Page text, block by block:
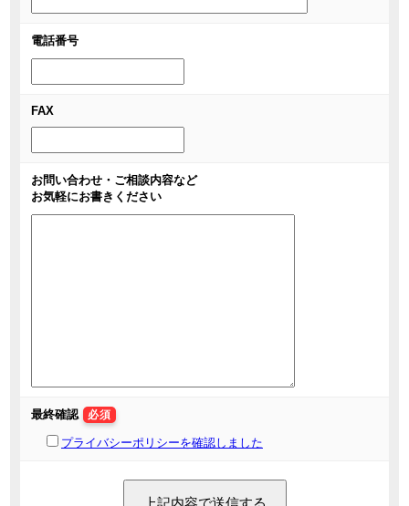
電話番号
FAX
お問い合わせ・ご相談内容など
お気軽にお書きください
最終確認 必須
プライバシーポリシーを確認しました